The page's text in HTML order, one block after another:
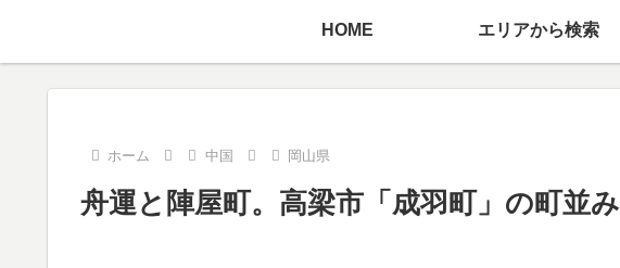
HOME エリアから検索
ホーム 中国 岡山県
舟運と陣屋町。高梁市「成羽町」の町並み